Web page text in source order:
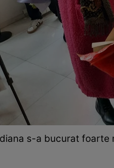
s-a bucurat